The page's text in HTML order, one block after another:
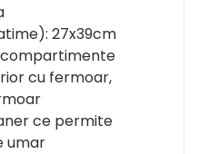
27x39cm
compartimente
cu fermoar,
ce permite
umar